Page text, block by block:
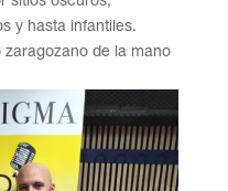
y hasta infantiles.
de la mano